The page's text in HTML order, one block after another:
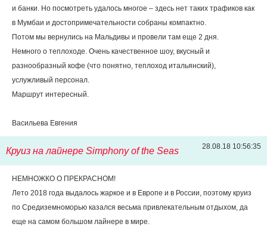
и банки. Но посмотреть удалось многое – здесь нет таких трафиков как
в Мумбаи и достопримечательности собраны компактно.
Потом мы вернулись на Мальдивы и провели там еще 2 дня.
Немного о теплоходе. Очень качественное шоу, вкусный и
разнообразный кофе (что понятно, теплоход итальянский),
услужливый персонал.
Маршрут интересный.
Васильева Евгения
Круиз на лайнере Simphony of the Seas 28.08.18 10:56:35
НЕМНОЖКО О ПРЕКРАСНОМ!
Лето 2018 года выдалось жаркое и в Европе и в России, поэтому круиз
по Средиземноморью казался весьма привлекательным отдыхом, да
еще на самом большом лайнере в мире.